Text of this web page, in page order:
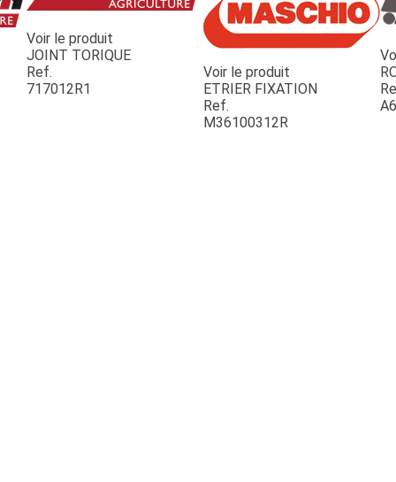
JOUET
ESPACES VERTS
Voir le produit
JOINT TORIQUE
Ref.
717012R1
Voir le produit
ETRIER FIXATION
Ref.
M36100312R